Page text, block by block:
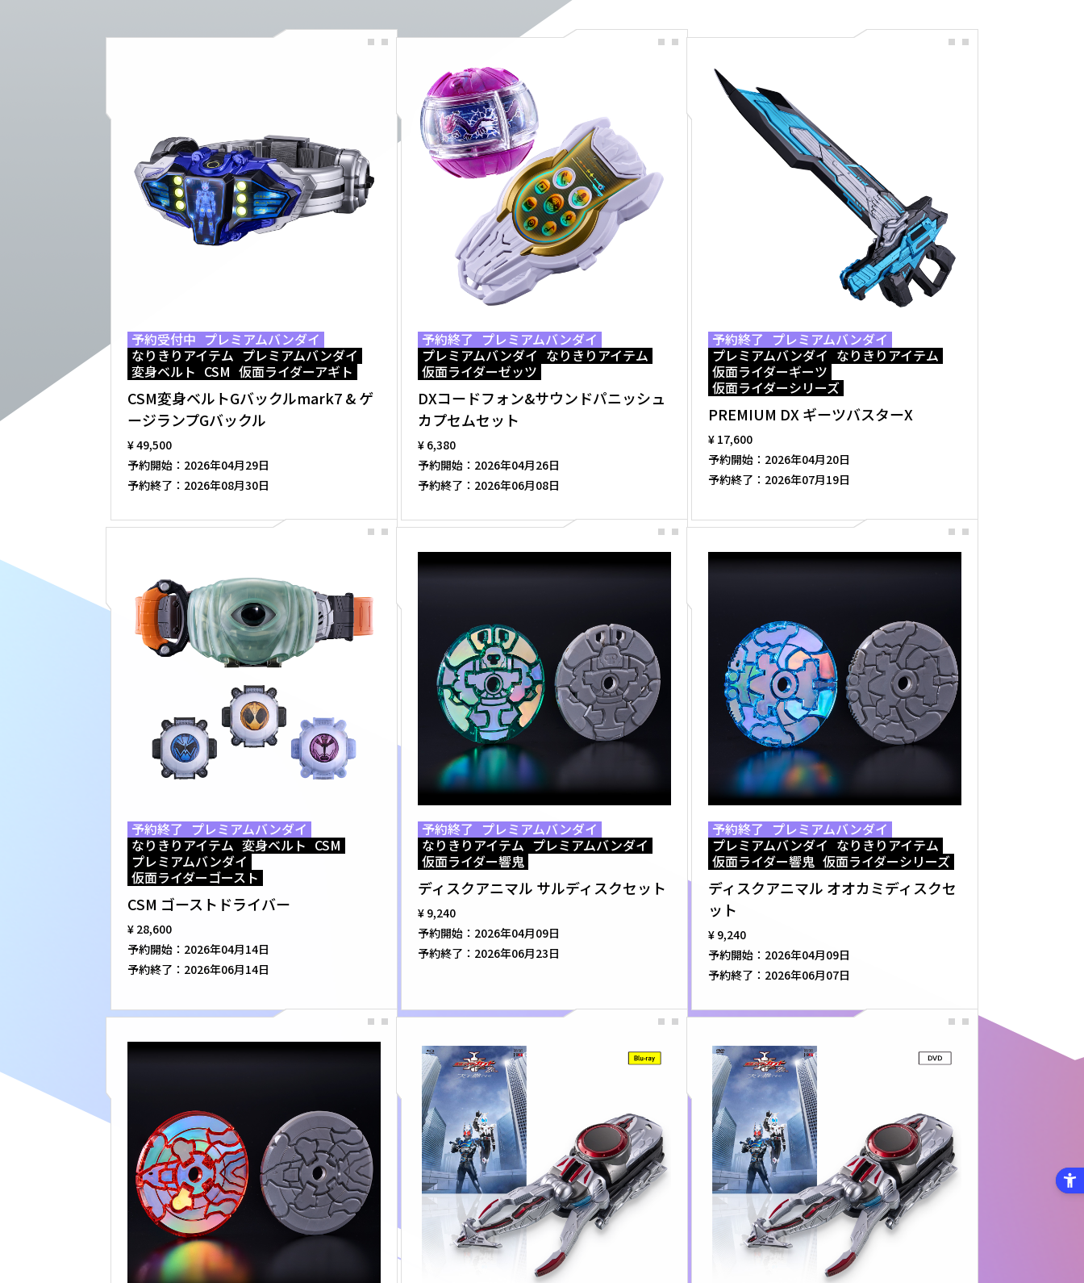
予約受付中 プレミアムバンダイ
なりきりアイテム プレミアムバンダイ
変身ベルト CSM 仮面ライダーアギト
CSM変身ベルトGバックルmark7 & ゲ
ージランプGバックル
¥ 49,500
予約開始： 2026年04月29日
予約終了： 2026年08月30日
予約終了 プレミアムバンダイ
プレミアムバンダイ なりきりアイテム
仮面ライダーゼッツ
DXコードフォン&サウンドパニッシュ
カプセムセット
¥ 6,380
予約開始： 2026年04月26日
予約終了： 2026年06月08日
予約終了 プレミアムバンダイ
プレミアムバンダイ なりきりアイテム
仮面ライダーギーツ
仮面ライダーシリーズ
PREMIUM DX ギーツバスターX
¥ 17,600
予約開始： 2026年04月20日
予約終了： 2026年07月19日
予約終了 プレミアムバンダイ
なりきりアイテム 変身ベルト CSM
プレミアムバンダイ
仮面ライダーゴースト
CSM ゴーストドライバー
¥ 28,600
予約開始： 2026年04月14日
予約終了： 2026年06月14日
予約終了 プレミアムバンダイ
なりきりアイテム プレミアムバンダイ
仮面ライダー響鬼
ディスクアニマル サルディスクセット
¥ 9,240
予約開始： 2026年04月09日
予約終了： 2026年06月23日
予約終了 プレミアムバンダイ
プレミアムバンダイ なりきりアイテム
仮面ライダー響鬼 仮面ライダーシリーズ
ディスクアニマル オオカミディスクセ
ット
¥ 9,240
予約開始： 2026年04月09日
予約終了： 2026年06月07日